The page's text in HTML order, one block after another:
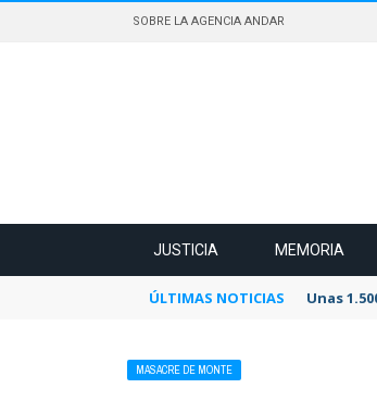
SOBRE LA AGENCIA ANDAR
JUSTICIA MEMORIA
ÚLTIMAS NOTICIAS Unas
MASACRE DE MONTE